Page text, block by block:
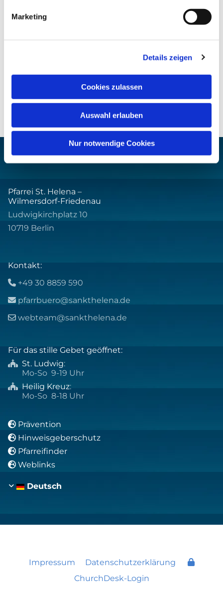
Marketing
Details zeigen
Cookies zulassen
Auswahl erlauben
Nur notwendige Cookies
Pfarrei St. Helena –
Wilmersdorf-Friedenau
Ludwigkirchplatz 10
10719 Berlin
Kontakt:
 +49 30 8859 590
 pfarrbuero@sankthelena.de
 webteam@sankthelena.de
Für das stille Gebet geöffnet:
 St. Ludwig:
Mo-So 9-19 Uhr
 Heilig Kreuz:
Mo-So 8-18 Uhr
 Prävention
 Hinweisgeberschutz
 Pfarreifinder
 Weblinks
Deutsch
Impressum
Datenschutzerklärung
ChurchDesk-Login